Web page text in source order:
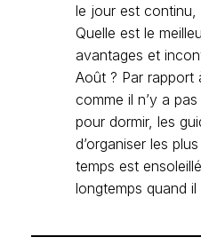
le jour est continu,
Quelle est le
avantages et
Août ? Par rapport
comme il n’y a
pour dormir, les
d’organiser les
temps est
longtemps quand il